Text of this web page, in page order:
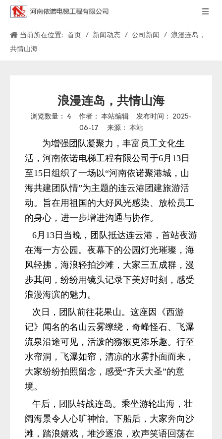
当前所在位置: 首页 / 新闻动态 / 公司新闻 / 浪漫连岛，
共情山海
浪漫连岛，共情山海
浏览数量： 4 作者： 本站编辑 发布时间： 2025-
06-17 来源： 本站
为增强团队凝聚力，丰富员工文化生
活，河南依诺电梯工程有限公司于6月13日
至15日组织了一场以“河南依诺聚港城，山
海共建团队情”为主题的连云港团建旅游活
动。旨在用祖国的大好风光感染、放松员工
的身心，进一步增进沟通与协作。
6月13日当晚，团队抵达连云港，首站夜游
在海一方公园。夜幕下的公园灯光璀璨，海
风轻拂，海浪轻拍沙滩，大家三五成群，漫
步其间，纷纷用镜头记录下美好时刻，感受
浪漫海滨的魅力。
次日，团队前往花果山。这座因《西游
记》闻名的名山云雾缭绕，奇峰怪石、飞瀑
流泉沿途可见，活泼的猕猴更添乐趣。行至
水帘洞，飞瀑如帘，清凉的水雾扑面而来，
大家纷纷拍照留念，感受“齐天大圣”的意
境。
午后，团队转战连岛。乘坐游轮出海，壮
阔海景令人心旷神怡。下船后，大家奔向沙
滩，踏浪嬉戏，堆沙逐浪，欢声笑语回荡在